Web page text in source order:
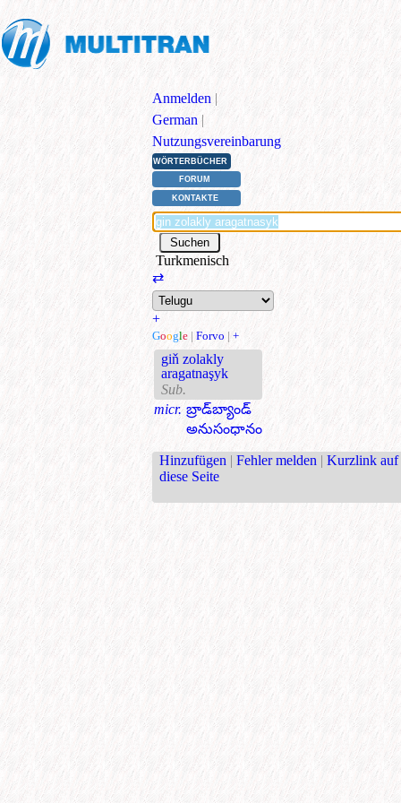
Anmelden |
German |
Nutzungsvereinbarung
WÖRTERBÜCHER
FORUM
KONTAKTE
Turkmenisch
⇄
+
Google | Forvo | +
giň zolakly
aragatnaşyk
Sub.
micr. బ్రాడ్‌బ్యాండ్
అనుసంధానం
Hinzufügen | Fehler melden | Kurzlink auf
diese Seite